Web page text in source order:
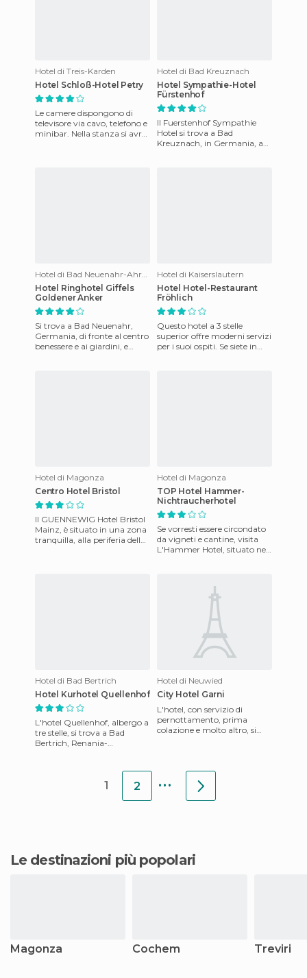
Hotel di Treis-Karden
Hotel Schloß-Hotel Petry
Le camere dispongono di
televisore via cavo, telefono e
minibar. Nella stanza si avrà
Hotel di Bad Kreuznach
Hotel Sympathie-Hotel
Fürstenhof
Il Fuerstenhof Sympathie
Hotel si trova a Bad
Kreuznach, in Germania, a
Hotel Ringhotel Giffels
Goldener Anker
Si trova a Bad Neuenahr,
Germania, di fronte al centro
benessere e ai giardini, e
Hotel di Kaiserslautern
Hotel Hotel-Restaurant
Fröhlich
Questo hotel a 3 stelle
superior offre moderni servizi
per i suoi ospiti. Se siete in
Hotel di Magonza
Centro Hotel Bristol
Il GUENNEWIG Hotel Bristol
Mainz, è situato in una zona
tranquilla, alla periferia della
Hotel di Magonza
TOP Hotel Hammer-
Nichtraucherhotel
Se vorresti essere circondato
da vigneti e cantine, visita
L'Hammer Hotel, situato nel
Hotel di Bad Bertrich
Hotel Kurhotel Quellenhof
L'hotel Quellenhof, albergo a
tre stelle, si trova a Bad
Bertrich, Renania-
Hotel di Neuwied
City Hotel Garni
L'hotel, con servizio di
pernottamento, prima
colazione e molto altro, si
1 2 ...
Le destinazioni più popolari
Magonza Cochem Treviri